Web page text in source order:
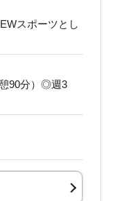
スポーツとし
90分）◎週3